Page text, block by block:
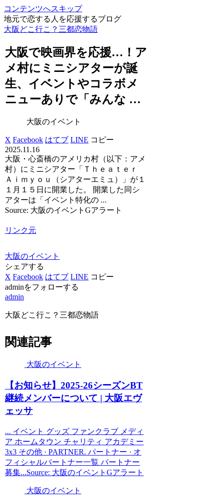
コンテンツへスキップ
地元で恋する人を応援するブログ
大阪どこ行こ？三都恋物語
大阪で映画界を応援…！ア
メ村にミニシアターが誕
生、 イベントやコラボメ
ニューありで「みんな …
大阪のイベント
X Facebook はてブ LINE コピー
2025.11.16
大阪・心斎橋のアメリカ村（以下：アメ
村）にミニシアター「Ｔｈｅａｔｅｒ
Ａｉｍｙｏｕ（シアターエミュ）」が１
１月１５日に開業した。 開業した同シ
アターは「イベント特化の ...
Source: 大阪のイベントGアラート
リンク元
大阪のイベント
シェアする
X Facebook はてブ LINE コピー
adminをフォローする
admin
大阪どこ行こ？三都恋物語
関連記事
大阪のイベント
【お知らせ】2025-26シーズンBT
継続メンバーについて | 大阪エヴ
ェッサ
... イベント グッズ ファンクラブ メディ
ア ホームタウン チャリティ アカデミー
3x3 その他 · PARTNER. パートナー · オ
フィシャルパートナー一覧 パートナー
募集...Source: 大阪のイベントGアラート
大阪のイベント